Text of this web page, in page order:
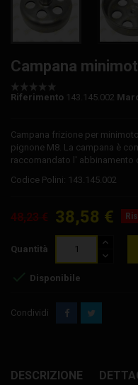
Campana
Riferimento 143.145.002
Campana frizione per
pignone M8. La campana è
raccomandato l' abbinamento
Codice Polini: 143.145.002
48,23 € 38,58 €
Quantità
 Disponibile
Condividi
DESCRIZIONE